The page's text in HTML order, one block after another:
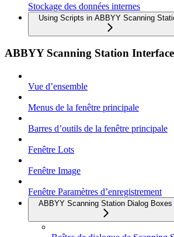
Stockage des données internes
Using Scripts in ABBYY Scanning
ABBYY Scanning Station Interface
Vue d’ensemble
Menus de la fenêtre principale
Barres d’outils de la fenêtre principale
Fenêtre Lots
Fenêtre Image
Fenêtre Paramètres d’enregistrement
ABBYY Scanning Station Dialog Boxes